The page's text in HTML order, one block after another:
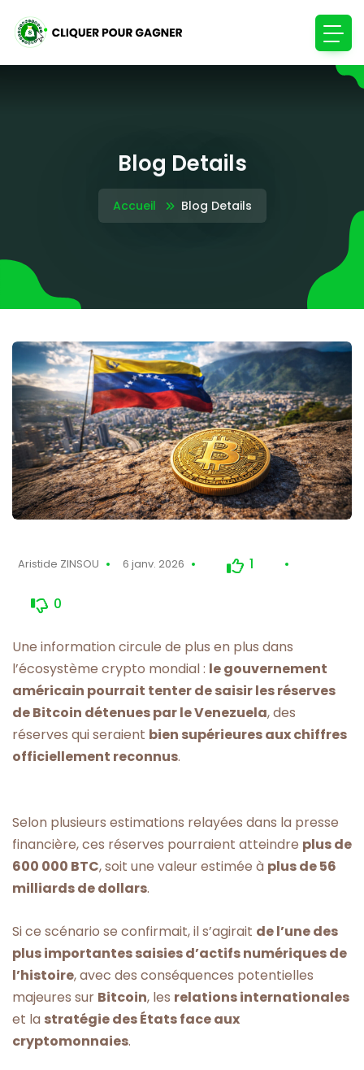
Blog Details
Accueil Blog Details
Aristide ZINSOU 6 janv. 2026 1
0
Une information circule de plus en plus dans
l’écosystème crypto mondial : le gouvernement
américain pourrait tenter de saisir les réserves
de Bitcoin détenues par le Venezuela, des
réserves qui seraient bien supérieures aux chiffres
officiellement reconnus.
Selon plusieurs estimations relayées dans la presse
financière, ces réserves pourraient atteindre plus de
600 000 BTC, soit une valeur estimée à plus de 56
milliards de dollars.
Si ce scénario se confirmait, il s’agirait de l’une des
plus importantes saisies d’actifs numériques de
l’histoire, avec des conséquences potentielles
majeures sur Bitcoin, les relations internationales
et la stratégie des États face aux
cryptomonnaies.